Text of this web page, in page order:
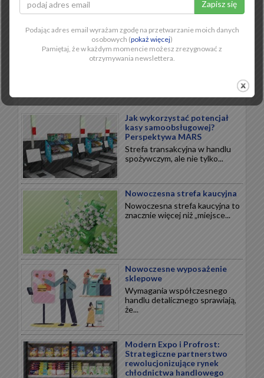
Święta to najbardziej
dochodowy okres w handlu.
Czekolady...
Jak wykorzystać potencjał
kasy samoobsługowej?
Perspektywa MARS
Strefa transakcyjna w handlu
spożywczym, ale nie tylko...
Nowoczesna strefa kaucyjna
Nowoczesna strefa kaucyjna to
znacznie więcej niż „miejsce...
Nowoczesne wyposażenie
sklepowe
Wymagania współczesnego
handlu detalicznego sprawiają,
że...
Modern Expo i Profrost:
Strategiczne partnerstwo
rewolucjonizujące rynek
chłodnictwa handlowego
Podając adres email wyrażam zgodę na przetwarzanie moich danych
osobowych (pokaż więcej)
Pamiętaj, że w każdym momencie możesz zrezygnować z
otrzymywania newslettera.